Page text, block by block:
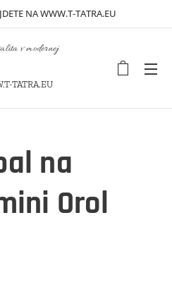
NA WWW.T-TATRA.EU
v modernej
TATRA.EU
na
Orol